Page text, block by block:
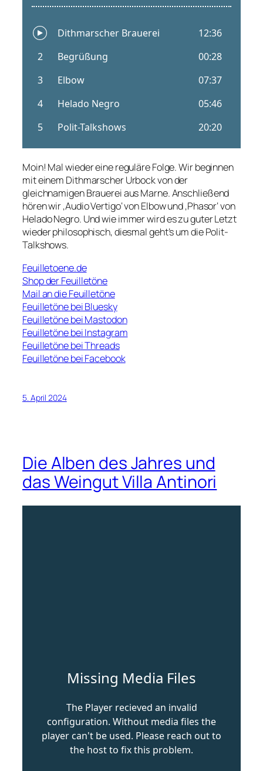
Moin! Mal wieder eine reguläre Folge. Wir beginnen
mit einem Dithmarscher Urbock von der
gleichnamigen Brauerei aus Marne. Anschließend
hören wir ‚Audio Vertigo‘ von Elbow und ‚Phasor‘ von
Helado Negro. Und wie immer wird es zu guter Letzt
wieder philosophisch, diesmal geht’s um die Polit-
Talkshows.
Feuilletoene.de
Shop der Feuilletöne
Mail an die Feuilletöne
Feuilletöne bei Bluesky
Feuilletöne bei Mastodon
Feuilletöne bei Instagram
Feuilletöne bei Threads
Feuilletöne bei Facebook
5. April 2024
Die Alben des Jahres und
das Weingut Villa Antinori